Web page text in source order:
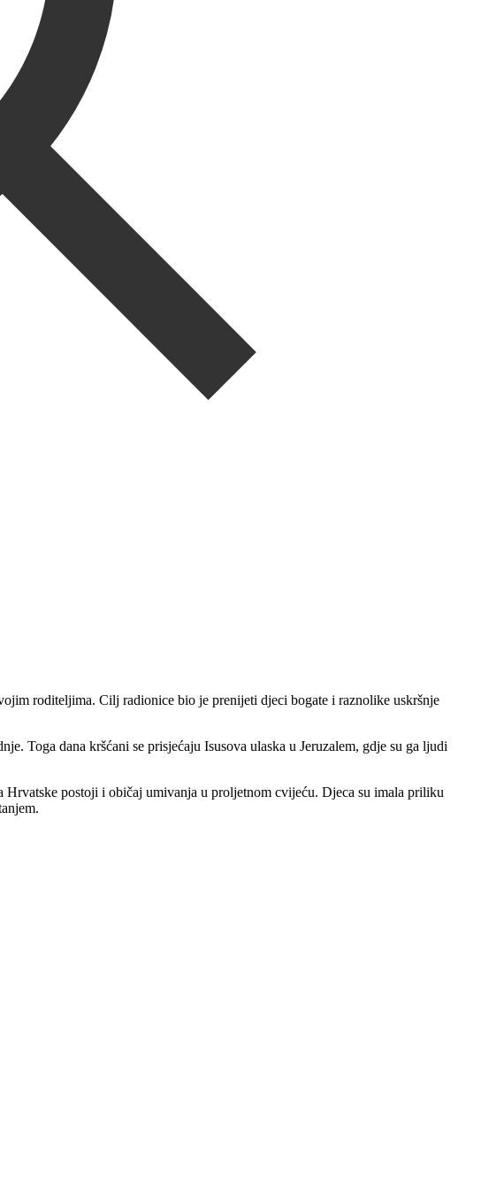
roditeljima. Cilj radionice bio je prenijeti djeci bogate i raznolike uskršnje
Toga dana kršćani se prisjećaju Isusova ulaska u Jeruzalem, gdje su ga ljudi
postoji i običaj umivanja u proljetnom cvijeću. Djeca su imala priliku